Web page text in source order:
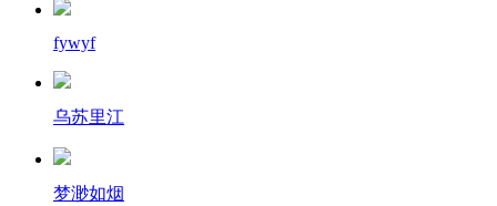
fywyf
乌苏里江
梦渺如烟